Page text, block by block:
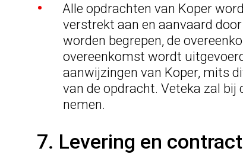
Alle opdrachten van Koper
verstrekt aan en aanvaard
worden begrepen, de
overeenkomst wordt
aanwijzingen van Koper, mits
van de opdracht. Veteka zal
nemen.
7. Levering en